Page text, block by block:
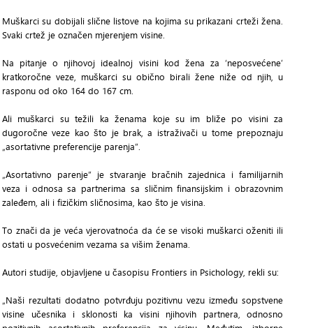
Muškarci su dobijali slične listove na kojima su prikazani crteži žena.
Svaki crtež je označen mjerenjem visine.
Na pitanje o njihovoj idealnoj visini kod žena za ‘neposvećene’
kratkoročne veze, muškarci su obično birali žene niže od njih, u
rasponu od oko 164 do 167 cm.
Ali muškarci su težili ka ženama koje su im bliže po visini za
dugoročne veze kao što je brak, a istraživači u tome prepoznaju
„asortativne preferencije parenja“.
„Asortativno parenje“ je stvaranje bračnih zajednica i familijarnih
veza i odnosa sa partnerima sa sličnim finansijskim i obrazovnim
zaleđem, ali i fizičkim sličnosima, kao što je visina.
To znači da je veća vjerovatnoća da će se visoki muškarci oženiti ili
ostati u posvećenim vezama sa višim ženama.
Autori studije, objavljene u časopisu Frontiers in Psichology, rekli su:
„Naši rezultati dodatno potvrđuju pozitivnu vezu između sopstvene
visine učesnika i sklonosti ka visini njihovih partnera, odnosno